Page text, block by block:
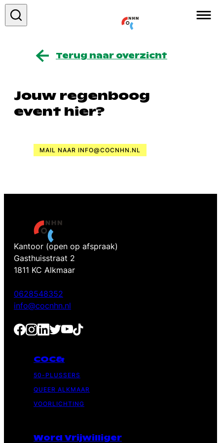
Nieuws
Agenda
Regenboog initiatieven
Terug naar overzicht
Jouw regenboog
event hier?
MAIL NAAR INFO@COCNHN.NL
Kantoor (open op afspraak)
Gasthuisstraat 2
1811 KC Alkmaar
0628548352
info@cocnhn.nl
COC&
50-PLUSSERS
QUEER ALKMAAR
VOORLICHTING
Word Vrijwilliger